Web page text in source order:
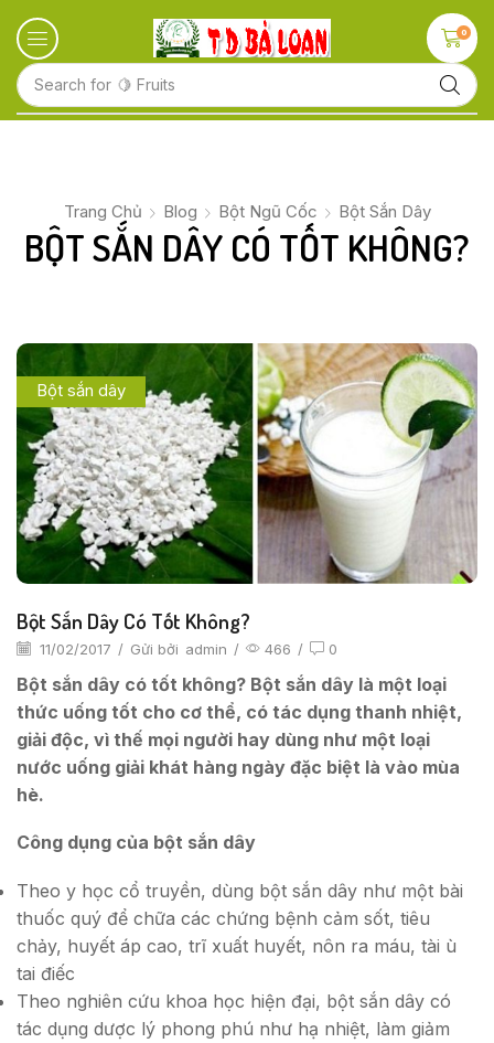
Search for 🍋 Fruits
0
Trang Chủ Blog Bột Ngũ Cốc Bột Sắn Dây
BỘT SẮN DÂY CÓ TỐT KHÔNG?
Bột sắn dây
Bột Sắn Dây Có Tốt Không?
11/02/2017 / Gửi bởi admin / 466 / 0
Bột sắn dây có tốt không? Bột sắn dây là một loại
thức uống tốt cho cơ thể, có tác dụng thanh nhiệt,
giải độc, vì thế mọi người hay dùng như một loại
nước uống giải khát hàng ngày đặc biệt là vào mùa
hè.
Công dụng của bột sắn dây
Theo y học cổ truyền, dùng bột sắn dây như một bài
thuốc quý để chữa các chứng bệnh cảm sốt, tiêu
chảy, huyết áp cao, trĩ xuất huyết, nôn ra máu, tài ù
tai điếc
Theo nghiên cứu khoa học hiện đại, bột sắn dây có
tác dụng dược lý phong phú như hạ nhiệt, làm giảm